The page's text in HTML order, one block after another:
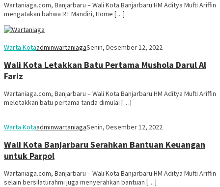
Wartaniaga.com, Banjarbaru – Wali Kota Banjarbaru HM Aditya Mufti Ariffin
mengatakan bahwa RT Mandiri, Home […]
Warta KotaadminwartaniagaSenin, Desember 12, 2022
Wali Kota Letakkan Batu Pertama Mushola Darul Al
Fariz
Wartaniaga.com, Banjarbaru – Wali Kota Banjarbaru HM Aditya Mufti Ariffin
meletakkan batu pertama tanda dimulai […]
Warta KotaadminwartaniagaSenin, Desember 12, 2022
Wali Kota Banjarbaru Serahkan Bantuan Keuangan
untuk Parpol
Wartaniaga.com, Banjarbaru – Wali Kota Banjarbaru HM Aditya Mufti Ariffin
selain bersilaturahmi juga menyerahkan bantuan […]